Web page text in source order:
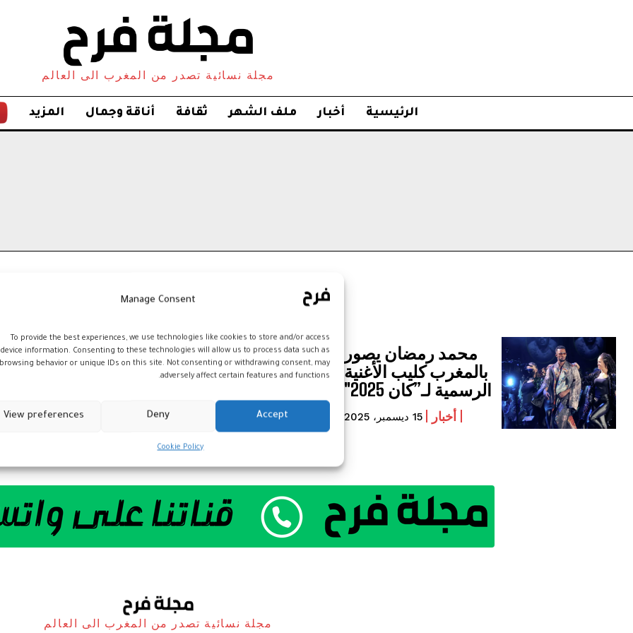
Manage Consent
To provide the best experiences, we use technologies like cookies to store and/or access
device information. Consenting to these technologies will allow us to process data such as
browsing behavior or unique IDs on this site. Not consenting or withdrawing consent, may
adversely affect certain features and functions.
Accept
Deny
View preferences
Cookie Policy
مجلة نسائية تصدر من المغرب الى العالم
الرئيسية أخبار ملف الشهر ثقافة أناقة وجمال المزيد
محمد رمضان يصور
بالمغرب كليب الأغنية
الرسمية لـ”كان 2025″
أخبار 15 ديسمبر، 2025
مجلة نسائية تصدر من المغرب الى العالم